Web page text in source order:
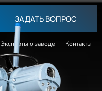
ЗАДАТЬ ВОПРОC
Эксперты о заводе Контакты